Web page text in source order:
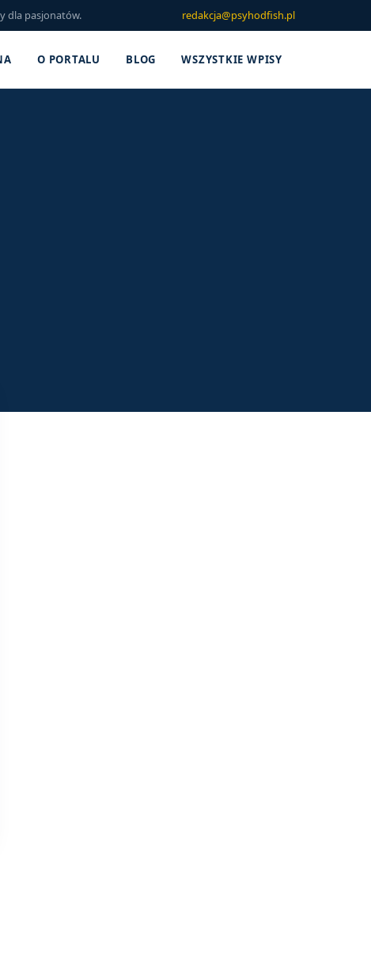
dla pasjonatów. redakcja@psyhodfish.pl
O PORTALU BLOG WSZYSTKIE WPISY